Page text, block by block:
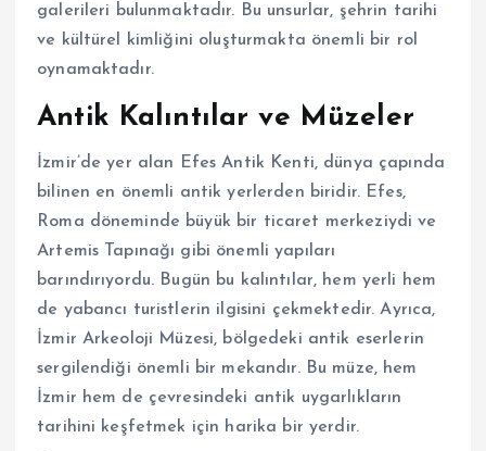
galerileri bulunmaktadır. Bu unsurlar, şehrin tarihi
ve kültürel kimliğini oluşturmakta önemli bir rol
oynamaktadır.
Antik Kalıntılar ve Müzeler
İzmir’de yer alan Efes Antik Kenti, dünya çapında
bilinen en önemli antik yerlerden biridir. Efes,
Roma döneminde büyük bir ticaret merkeziydi ve
Artemis Tapınağı gibi önemli yapıları
barındırıyordu. Bugün bu kalıntılar, hem yerli hem
de yabancı turistlerin ilgisini çekmektedir. Ayrıca,
İzmir Arkeoloji Müzesi, bölgedeki antik eserlerin
sergilendiği önemli bir mekandır. Bu müze, hem
İzmir hem de çevresindeki antik uygarlıkların
tarihini keşfetmek için harika bir yerdir.